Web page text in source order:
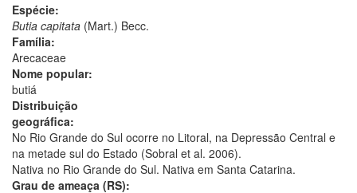
Espécie:
Butia capitata (Mart.) Becc.
Família:
Arecaceae
Nome popular:
butiá
Distribuição
geográfica:
No Rio Grande do Sul ocorre no Litoral, na Depressão Central e
na metade sul do Estado (Sobral et al. 2006).
Nativa no Rio Grande do Sul. Nativa em Santa Catarina.
Grau de ameaça (RS):